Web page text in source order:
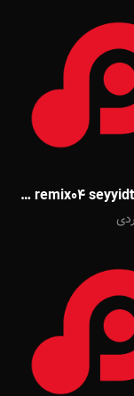
66845a17561a6 remix04 seyyidtaleh(192)